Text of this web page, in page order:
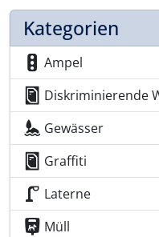
Kategorien
Ampel
Diskriminierende
Gewässer
Graffiti
Laterne
Müll